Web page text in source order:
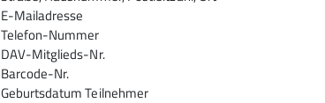
E-Mailadresse
Telefon-Nummer
DAV-Mitglieds-Nr.
Barcode-Nr.
Geburtsdatum Teilnehmer